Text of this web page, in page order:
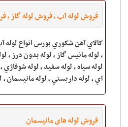
فروش لوله آب ، فروش لوله گاز ،
کالاي آهن شکوري بورس انواع لوله
، لوله مانيس گاز ، لوله بدون درز ،
لوله سياه ، لوله سفيد ، لوله شوفاژي
اي ، لوله داربستي ، لوله مانيسمان
فروش لوله های مانیسمان